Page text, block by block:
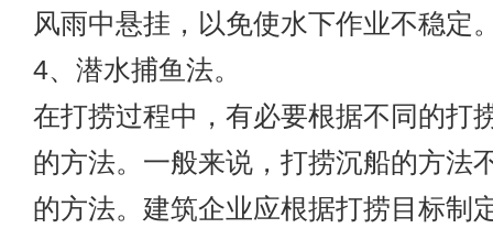
风雨中悬挂，以免使水下作业不稳定
4、潜水捕鱼法。
在打捞过程中，有必要根据不同的打
的方法。一般来说，打捞沉船的方法
的方法。建筑企业应根据打捞目标制